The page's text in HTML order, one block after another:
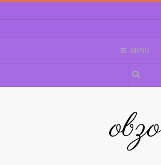
Skip
MENU
obzo